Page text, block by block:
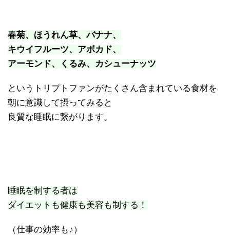
春菊、ほうれん草、バナナ、
キウイフルーツ、アボカド、
アーモンド、くるみ、カシューナッツ
というトリプトファンがたくさん含まれている食材を
朝に意識して摂ってみると
良質な睡眠に繋がります。
睡眠を制する者は
ダイエットも健康も美容も制する！
（仕事の効率も♪）